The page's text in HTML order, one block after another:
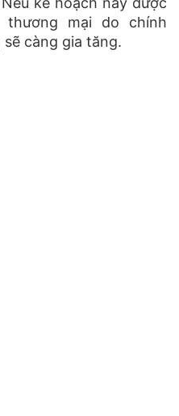
mại do chính
càng gia tăng.